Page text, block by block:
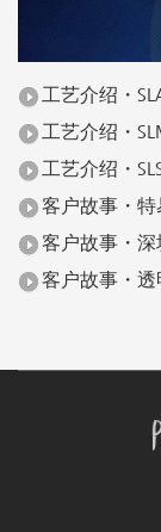
工艺介绍・
工艺介绍・
工艺介绍・
客户故事・
客户故事・
客户故事・透